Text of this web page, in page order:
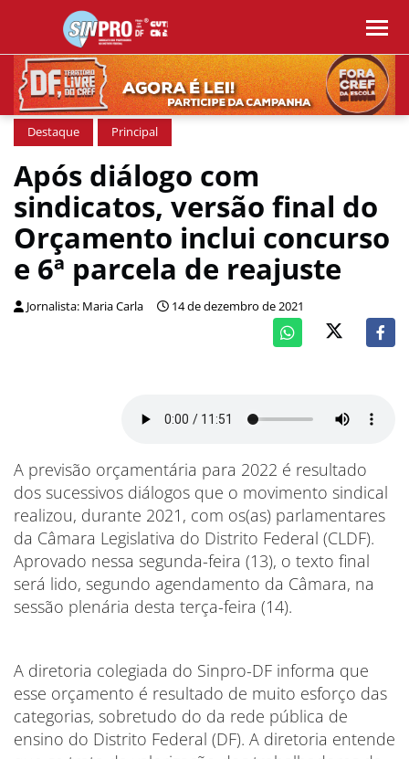
Destaque Principal
Após diálogo com
sindicatos, versão final do
Orçamento inclui concurso
e 6ª parcela de reajuste
Jornalista: Maria Carla 14 de dezembro de 2021
A previsão orçamentária para 2022 é resultado
dos sucessivos diálogos que o movimento sindical
realizou, durante 2021, com os(as) parlamentares
da Câmara Legislativa do Distrito Federal (CLDF).
Aprovado nessa segunda-feira (13), o texto final
será lido, segundo agendamento da Câmara, na
sessão plenária desta terça-feira (14).
A diretoria colegiada do Sinpro-DF informa que
esse orçamento é resultado de muito esforço das
categorias, sobretudo do da rede pública de
ensino do Distrito Federal (DF). A diretoria entende